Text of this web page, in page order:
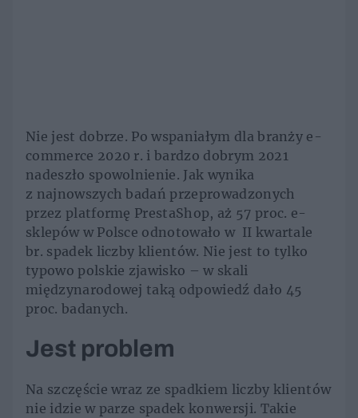
Nie jest dobrze. Po wspaniałym dla branży e-
commerce 2020 r. i bardzo dobrym 2021
nadeszło spowolnienie. Jak wynika
z najnowszych badań przeprowadzonych
przez platformę PrestaShop, aż 57 proc. e-
sklepów w Polsce odnotowało w II kwartale
br. spadek liczby klientów. Nie jest to tylko
typowo polskie zjawisko – w skali
międzynarodowej taką odpowiedź dało 45
proc. badanych.
Jest problem
Na szczęście wraz ze spadkiem liczby klientów
nie idzie w parze spadek konwersji. Takie